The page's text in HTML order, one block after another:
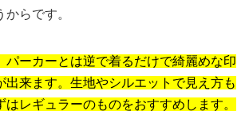
らです。
パーカーとは逆で着るだけで綺麗めな印
出来ます。生地やシルエットで見え方も
レギュラーのものをおすすめします。